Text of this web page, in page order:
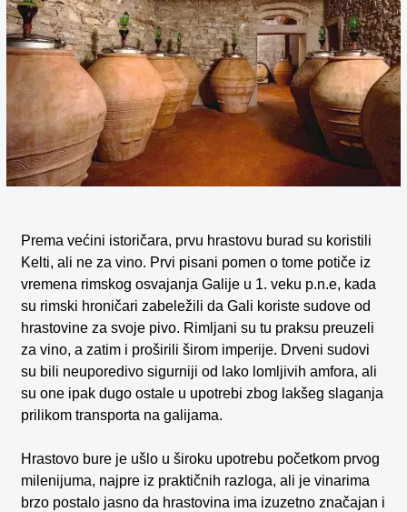
Prema većini istoričara, prvu hrastovu burad su koristili
Kelti, ali ne za vino. Prvi pisani pomen o tome potiče iz
vremena rimskog osvajanja Galije u 1. veku p.n.e, kada
su rimski hroničari zabeležili da Gali koriste sudove od
hrastovine za svoje pivo. Rimljani su tu praksu preuzeli
za vino, a zatim i proširili širom imperije. Drveni sudovi
su bili neuporedivo sigurniji od lako lomljivih amfora, ali
su one ipak dugo ostale u upotrebi zbog lakšeg slaganja
prilikom transporta na galijama.
Hrastovo bure je ušlo u široku upotrebu početkom prvog
milenijuma, najpre iz praktičnih razloga, ali je vinarima
brzo postalo jasno da hrastovina ima izuzetno značajan i